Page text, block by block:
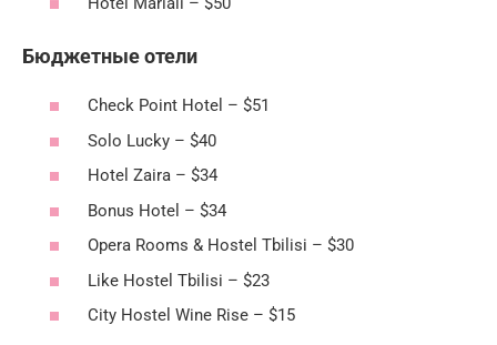
Бюджетные отели
Check Point Hotel – $51
Solo Lucky – $40
Hotel Zaira – $34
Bonus Hotel – $34
Opera Rooms & Hostel Tbilisi – $30
Like Hostel Tbilisi – $23
City Hostel Wine Rise – $15